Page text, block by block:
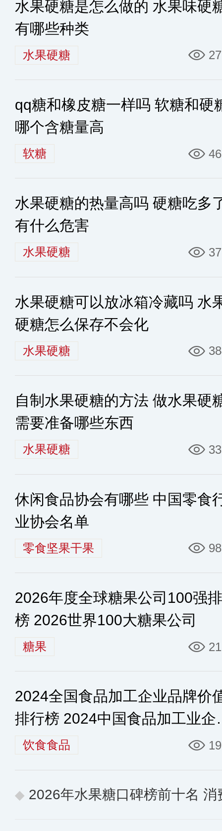
水果硬糖是怎么做的 水果味硬
有哪些种类
水果硬糖
qq糖和橡皮糖一样吗 软糖和硬
哪个含糖量高
软糖
水果硬糖的热量高吗 硬糖吃多
有什么危害
水果硬糖
水果硬糖可以放冰箱冷藏吗 水
硬糖怎么保存不会化
水果硬糖
自制水果硬糖的方法 做水果硬
需要准备哪些东西
水果硬糖
休闲食品协会有哪些 中国零食
业协会名单
零食坚果干果
2026年度全球糖果公司100强
榜 2026世界100大糖果公司
糖果
2024全国食品加工企业品牌价
排行榜 2024中国食品加工业企
排行榜
饮食食品
2026年水果糖口碑榜前十名 消费